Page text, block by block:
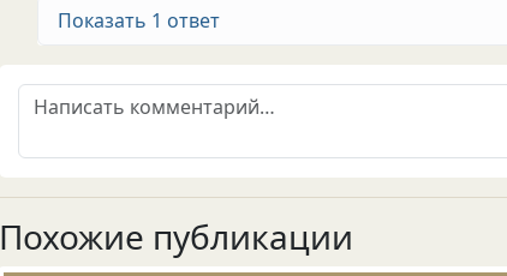
Показать 1 ответ
Похожие публикации